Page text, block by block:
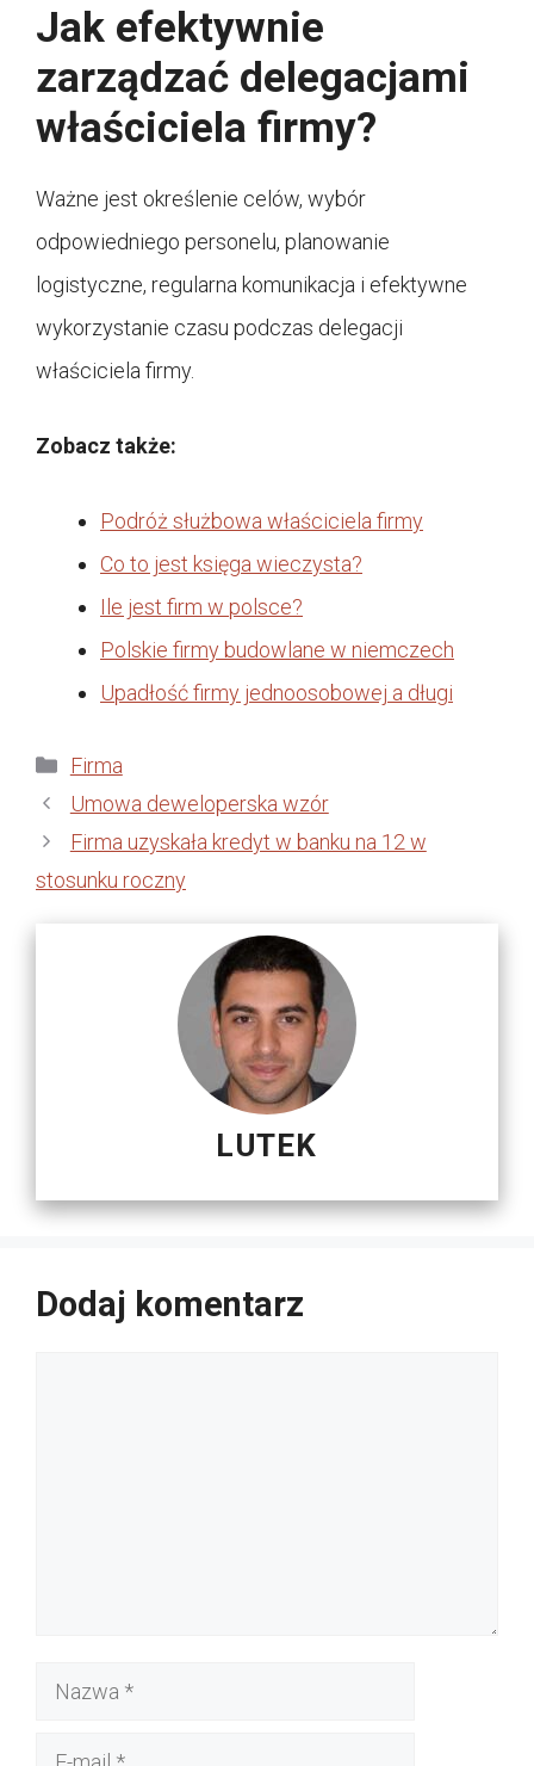
Jak efektywnie
zarządzać delegacjami
właściciela firmy?
Ważne jest określenie celów, wybór
odpowiedniego personelu, planowanie
logistyczne, regularna komunikacja i efektywne
wykorzystanie czasu podczas delegacji
właściciela firmy.
Zobacz także:
Podróż służbowa właściciela firmy
Co to jest księga wieczysta?
Ile jest firm w polsce?
Polskie firmy budowlane w niemczech
Upadłość firmy jednoosobowej a długi
Kategorie
Firma
Umowa deweloperska wzór
Firma uzyskała kredyt w banku na 12 w
stosunku roczny
LUTEK
Dodaj komentarz
Nazwa